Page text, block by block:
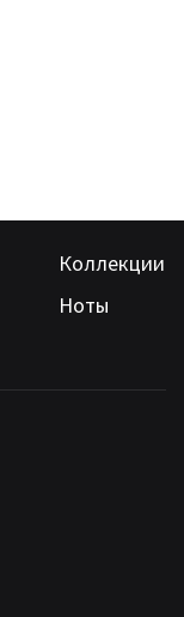
Коллекции
Ноты